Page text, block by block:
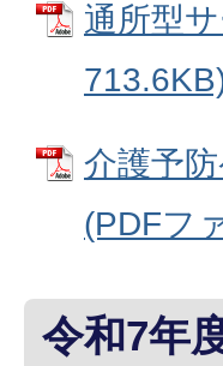
通所型
介護予
(PDFフ
令和7年